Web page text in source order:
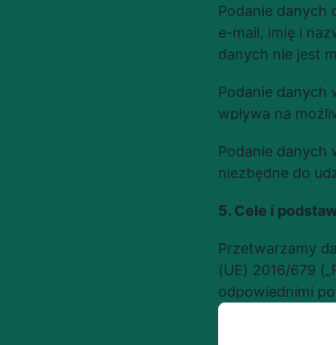
Podanie danych
e-mail, imię i
danych nie jest
Podanie danych
wpływa na
Podanie danych
niezbędne do
5. Cele i
Przetwarzamy
(UE) 2016/679
odpowiednimi